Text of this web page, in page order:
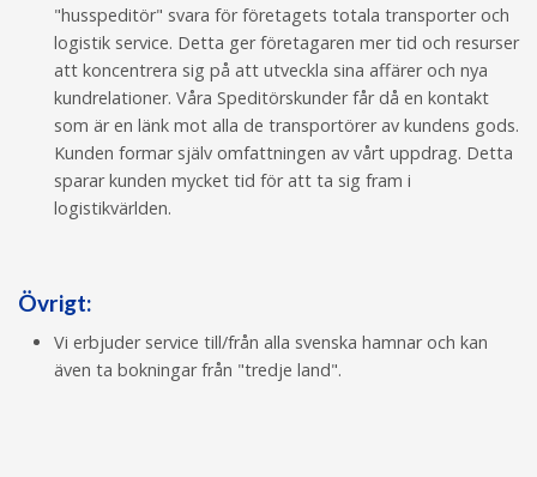
"husspeditör" svara för företagets totala transporter och
logistik service. Detta ger företagaren mer tid och resurser
att koncentrera sig på att utveckla sina affärer och nya
kundrelationer. Våra Speditörskunder får då en kontakt
som är en länk mot alla de transportörer av kundens gods.
Kunden formar själv omfattningen av vårt uppdrag. Detta
sparar kunden mycket tid för att ta sig fram i
logistikvärlden.
Övrigt:
Vi erbjuder service till/från alla svenska hamnar och kan
även ta bokningar från "tredje land".